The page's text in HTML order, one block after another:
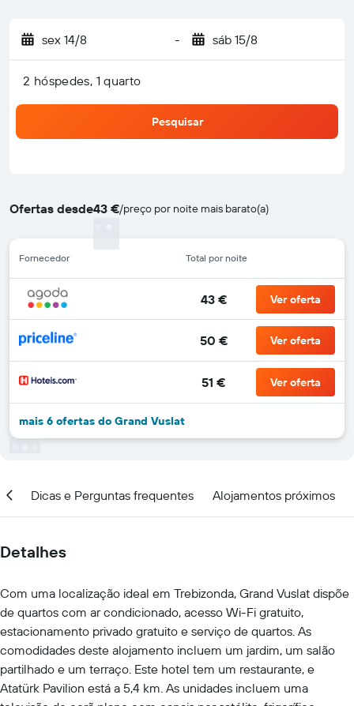
sex 14/8 - sáb 15/8
2 hóspedes, 1 quarto
Pesquisar
Ofertas desde43 €/preço por noite mais barato(a)
Fornecedor Total por noite
43 € Ver oferta
50 € Ver oferta
51 € Ver oferta
mais 6 ofertas do Grand Vuslat
Dicas e Perguntas frequentes Alojamentos próximos
Detalhes
Com uma localização ideal em Trebizonda, Grand Vuslat dispõe
de quartos com ar condicionado, acesso Wi-Fi gratuito,
estacionamento privado gratuito e serviço de quartos. As
comodidades deste alojamento incluem um jardim, um salão
partilhado e um terraço. Este hotel tem um restaurante, e
Atatürk Pavilion está a 5,4 km. As unidades incluem uma